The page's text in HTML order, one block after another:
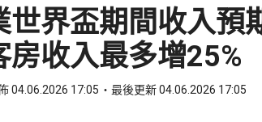
世界盃期間收入
房收入最多增25%
04.06.2026 17:05 最後更新 04.06.2026 17:05
WhatsApp